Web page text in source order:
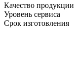
Качество продукции
Уровень сервиса
Срок изготовления